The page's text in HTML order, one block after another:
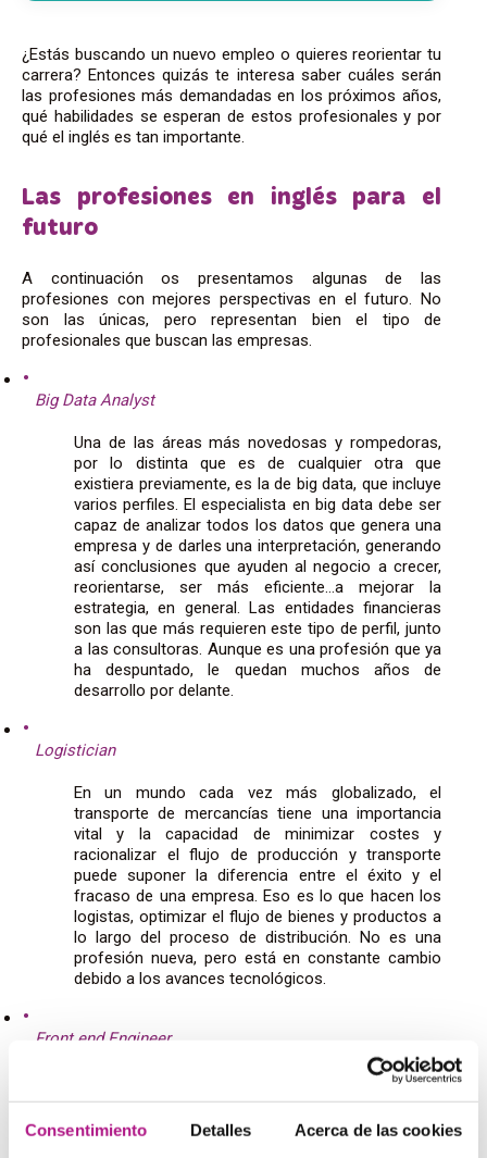
Consentimiento Detalles Acerca de las cookies
¿Estás buscando un nuevo empleo o quieres reorientar tu
carrera? Entonces quizás te interesa saber cuáles serán
las profesiones más demandadas en los próximos años,
qué habilidades se esperan de estos profesionales y por
qué el inglés es tan importante.
Las profesiones en inglés para el
futuro
A continuación os presentamos algunas de las
profesiones con mejores perspectivas en el futuro. No
son las únicas, pero representan bien el tipo de
profesionales que buscan las empresas.
Big Data Analyst
Una de las áreas más novedosas y rompedoras,
por lo distinta que es de cualquier otra que
existiera previamente, es la de big data, que incluye
varios perfiles. El especialista en big data debe ser
capaz de analizar todos los datos que genera una
empresa y de darles una interpretación, generando
así conclusiones que ayuden al negocio a crecer,
reorientarse, ser más eficiente…a mejorar la
estrategia, en general. Las entidades financieras
son las que más requieren este tipo de perfil, junto
a las consultoras. Aunque es una profesión que ya
ha despuntado, le quedan muchos años de
desarrollo por delante.
Logistician
En un mundo cada vez más globalizado, el
transporte de mercancías tiene una importancia
vital y la capacidad de minimizar costes y
racionalizar el flujo de producción y transporte
puede suponer la diferencia entre el éxito y el
fracaso de una empresa. Eso es lo que hacen los
logistas, optimizar el flujo de bienes y productos a
lo largo del proceso de distribución. No es una
profesión nueva, pero está en constante cambio
debido a los avances tecnológicos.
Front end Engineer
Las páginas web son cada vez más sencillas de
usar pero ¿sabéis por qué? Los desarrolladores
web cada vez crean sistemas más complejos para
que la interfaz web sea más sencilla para el